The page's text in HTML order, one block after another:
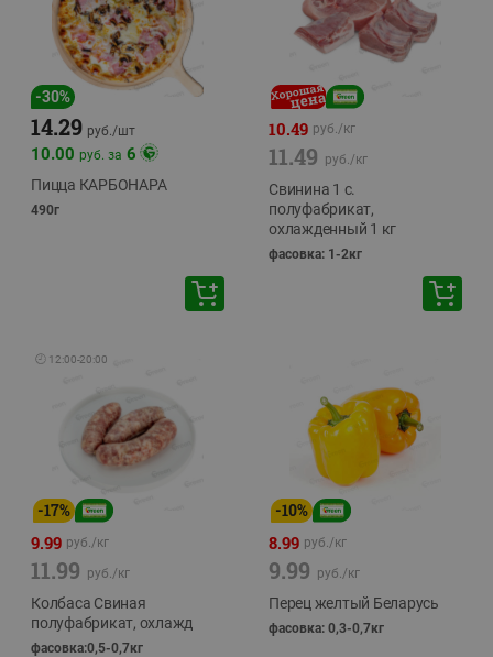
-30%
14.29 руб./шт
10.00 руб. за 6
Пицца КАРБОНАРА
490г
10.49 руб./кг
11.49 руб./кг
Свинина 1 с.
полуфабрикат,
охлажденный 1 кг
фасовка: 1-2кг
🕘 12:00-20:00
-17%
9.99 руб./кг
11.99 руб./кг
Колбаса Свиная
полуфабрикат, охлажд
фасовка:0,5-0,7кг
-10%
8.99 руб./кг
9.99 руб./кг
Перец желтый Беларусь
фасовка: 0,3-0,7кг